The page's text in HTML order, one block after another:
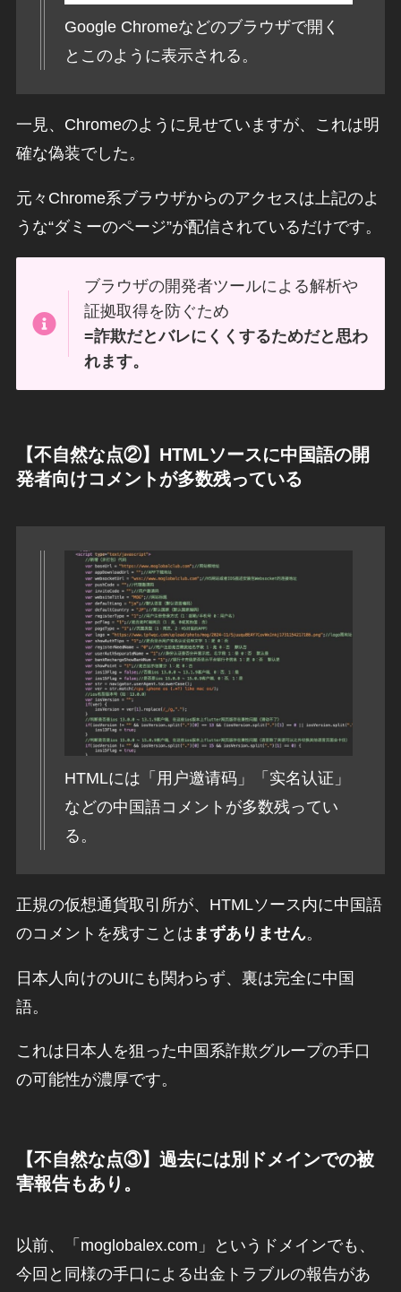
Google Chromeなどのブラウザで開く
とこのように表示される。
一見、Chromeのように見せていますが、これは明
確な偽装でした。
元々Chrome系ブラウザからのアクセスは上記のよ
うな“ダミーのページ”が配信されているだけです。
ブラウザの開発者ツールによる解析や
証拠取得を防ぐため
=詐欺だとバレにくくするためだと思わ
れます。
【不自然な点②】HTMLソースに中国語の開
発者向けコメントが多数残っている
HTMLには「用户邀请码」「实名认证」
などの中国語コメントが多数残ってい
る。
正規の仮想通貨取引所が、HTMLソース内に中国語
のコメントを残すことは まずありません。
日本人向けのUIにも関わらず、裏は完全に中国
語。
これは日本人を狙った中国系詐欺グループの手口
の可能性が濃厚です。
【不自然な点③】過去には別ドメインでの被
害報告もあり。
以前、「moglobalex.com」というドメインでも、
今回と同様の手口による出金トラブルの報告があ